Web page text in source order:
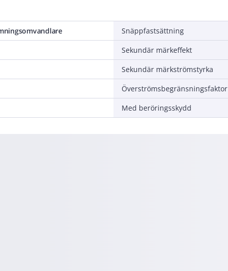
Snäppfastsättning
Sekundär märkeffekt
Sekundär märkströmstyrka
Överströmsbegränsningsfaktor
Med beröringsskydd